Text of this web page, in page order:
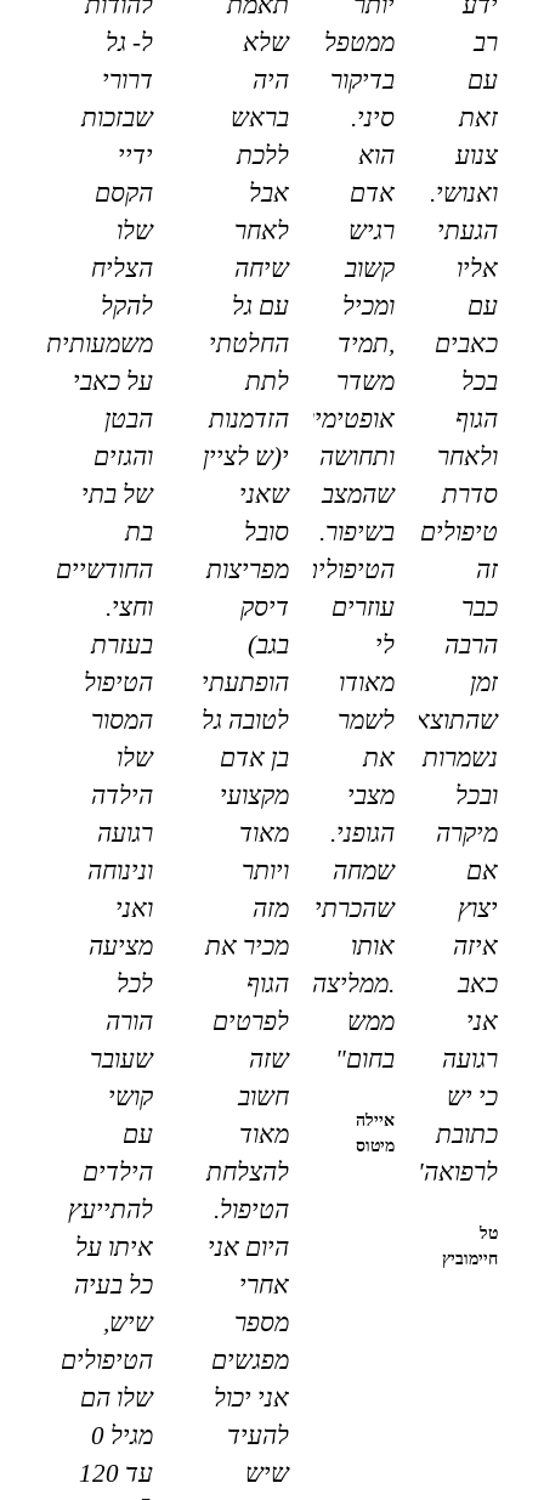
רב
עם
זאת
צנוע
ואנושי.
הגעתי
אליו
עם
כאבים
בכל
הגוף
ולאחר
סדרת
טיפולים
זה
כבר
הרבה
זמן
שהתוצאות
נשמרות
ובכל
מיקרה
אם
יצוץ
איזה
כאב
אני
רגועה
כי יש
כתובת
לרפואה"
טל
חיימוביץ
ממטפל
בדיקור
סיני.
הוא
אדם
רגיש
קשוב
ומכיל
,תמיד
משדר
אופטימיות
ותחושה
שהמצב
בשיפור.
הטיפולים
עוזרים
לי
מאודו
לשמר
את
מצבי
הגופני.
שמחה
שהכרתי
אותו
.ממליצה
ממש
בחום"
איילה
מיטוס
שלא
היה
בראש
ללכת
אבל
לאחר
שיחה
עם גל
החלטתי
לתת
הזדמנות
י(ש לציין
שאני
סובל
מפריצות
דיסק
בגב)
הופתעתי
לטובה גל
בן אדם
מקצועי
מאוד
ויותר
מזה
מכיר את
הגוף
לפרטים
שזה
חשוב
מאוד
להצלחת
הטיפול.
היום אני
אחרי
מספר
מפגשים
אני יכול
להעיד
שיש
ל- גל
דרורי
שבזכות
ידיי
הקסם
שלו
הצליח
להקל
משמעותית
על כאבי
הבטן
והגזים
של בתי
בת
החודשיים
וחצי.
בעזרת
הטיפול
המסור
שלו
הילדה
רגועה
ונינוחה
ואני
מציעה
לכל
הורה
שעובר
קושי
עם
הילדים
להתייעץ
איתו על
כל בעיה
שיש,
הטיפולים
שלו הם
מגיל 0
עד 120